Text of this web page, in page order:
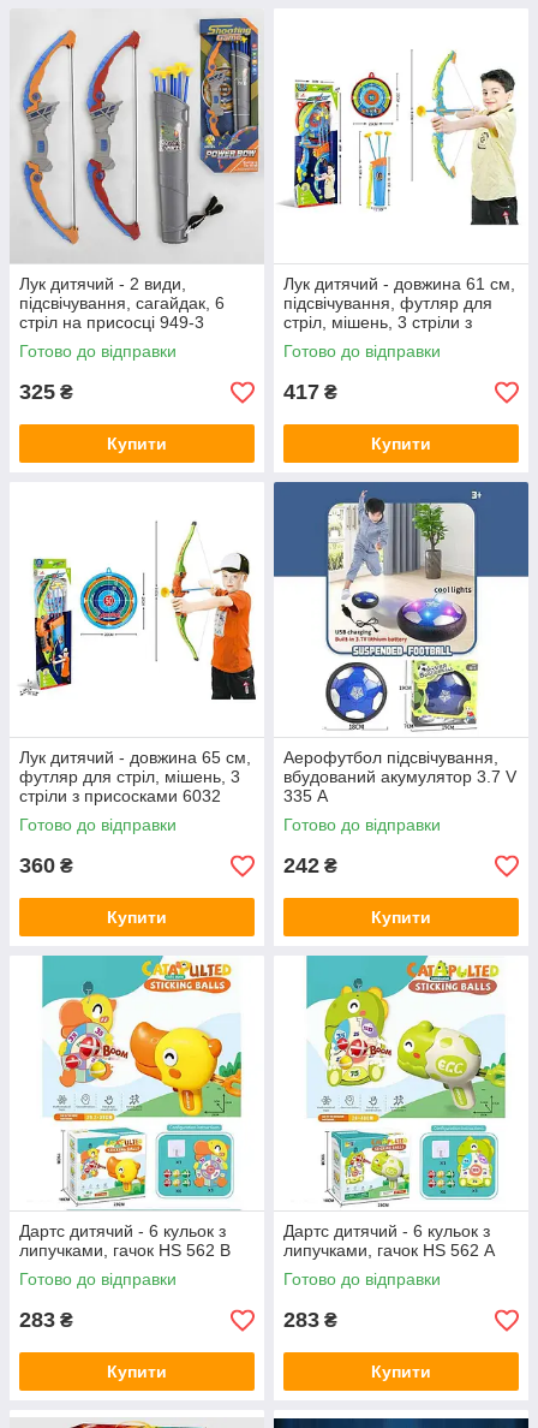
Лук дитячий - 2 види,
підсвічування, сагайдак, 6
стріл на присосці 949-3
Готово до відправки
325 ₴
Купити
Лук дитячий - довжина 61 см,
підсвічування, футляр для
стріл, мішень, 3 стріли з
присосками 6043
Готово до відправки
417 ₴
Купити
Лук дитячий - довжина 65 см,
футляр для стріл, мішень, 3
стріли з присосками 6032
Готово до відправки
360 ₴
Купити
Аерофутбол підсвічування,
вбудований акумулятор 3.7 V
335 А
Готово до відправки
242 ₴
Купити
Дартс дитячий - 6 кульок з
липучками, гачок HS 562 B
Готово до відправки
283 ₴
Купити
Дартс дитячий - 6 кульок з
липучками, гачок HS 562 А
Готово до відправки
283 ₴
Купити